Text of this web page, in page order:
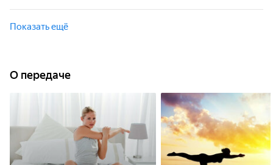
Особенность практик заключается в комплексной
тренировке воли, энергии и силы духа, а уже вследствие
"здорового духа" рождается "здоровое тело".
Показать ещё
О передаче